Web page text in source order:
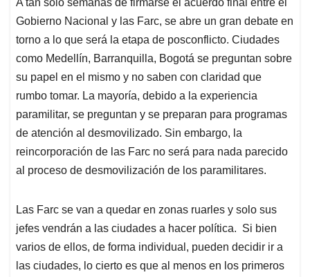
s
A
p
p
b
o
o
k
e
d
I
n
l
a
d
s
Gobierno Nacional y las Farc, se abre un gran debate en
torno a lo que será la etapa de posconflicto. Ciudades
como Medellín, Barranquilla, Bogotá se preguntan sobre
su papel en el mismo y no saben con claridad que
rumbo tomar. La mayoría, debido a la experiencia
paramilitar, se preguntan y se preparan para programas
de atención al desmovilizado. Sin embargo, la
reincorporación de las Farc no será para nada parecido
al proceso de desmovilización de los paramilitares.
Las Farc se van a quedar en zonas ruarles y solo sus
jefes vendrán a las ciudades a hacer política. Si bien
varios de ellos, de forma individual, pueden decidir ir a
las ciudades, lo cierto es que al menos en los primeros